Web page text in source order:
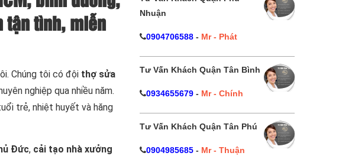
tận tình, miễn
Chúng tôi có đội thợ sửa
nghiệp qua nhiều năm.
trẻ, nhiệt huyết và hăng
Đức, cải tạo nhà xưởng
Nhuận
0904706588- Mr - Phát
Tư Vấn Khách Quận Tân Bình
0934655679- Mr - Chính
Tư Vấn Khách Quận Tân Phú
0904985685- Mr - Thuận